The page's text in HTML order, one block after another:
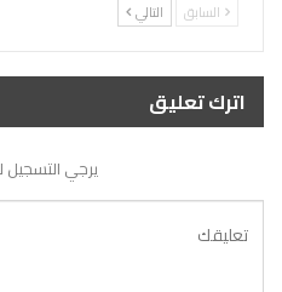
السابق التالي
اترك تعليق
يرجي التسجيل